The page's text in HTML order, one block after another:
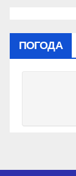
ПОГОДА